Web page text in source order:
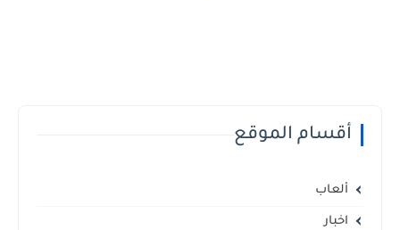
أقسام الموقع
ألعاب
اخبار